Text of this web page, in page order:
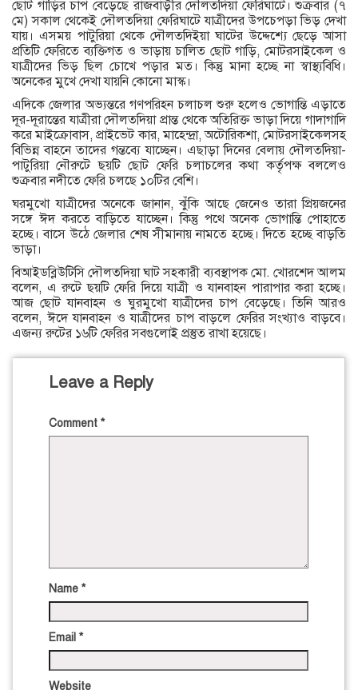
ছোট গাড়ির চাপ বেড়েছে রাজবাড়ীর দৌলতদিয়া ফেরিঘাটে। শুক্রবার (৭
মে) সকাল থেকেই দৌলতদিয়া ফেরিঘাটে যাত্রীদের উপচেপড়া ভিড় দেখা
যায়। এসময় পাটুরিয়া থেকে দৌলতদিইয়া ঘাটের উদ্দেশ্যে ছেড়ে আসা
প্রতিটি ফেরিতে ব্যক্তিগত ও ভাড়ায় চালিত ছোট গাড়ি, মোটরসাইকেল ও
যাত্রীদের ভিড় ছিল চোখে পড়ার মত। কিন্তু মানা হচ্ছে না স্বাস্থ্যবিধি।
অনেকের মুখে দেখা যায়নি কোনো মাস্ক।
এদিকে জেলার অভ্যন্তরে গণপরিহন চলাচল শুরু হলেও ভোগান্তি এড়াতে
দূর-দূরান্তের যাত্রীরা দৌলতদিয়া প্রান্ত থেকে অতিরিক্ত ভাড়া দিয়ে গাদাগাদি
করে মাইক্রোবাস, প্রাইভেট কার, মাহেন্দ্রা, অটোরিকশা, মোটরসাইকেলসহ
বিভিন্ন বাহনে তাদের গন্তব্যে যাচ্ছেন। এছাড়া দিনের বেলায় দৌলতদিয়া-
পাটুরিয়া নৌরুটে ছয়টি ছোট ফেরি চলাচলের কথা কর্তৃপক্ষ বললেও
শুক্রবার নদীতে ফেরি চলছে ১০টির বেশি।
ঘরমুখো যাত্রীদের অনেকে জানান, ঝুঁকি আছে জেনেও তারা প্রিয়জনের
সঙ্গে ঈদ করতে বাড়িতে যাচ্ছেন। কিন্তু পথে অনেক ভোগান্তি পোহাতে
হচ্ছে। বাসে উঠে জেলার শেষ সীমানায় নামতে হচ্ছে। দিতে হচ্ছে বাড়তি
ভাড়া।
বিআইডব্লিউটিসি দৌলতদিয়া ঘাট সহকারী ব্যবস্থাপক মো. খোরশেদ আলম
বলেন, এ রুটে ছয়টি ফেরি দিয়ে যাত্রী ও যানবাহন পারাপার করা হচ্ছে।
আজ ছোট যানবাহন ও ঘুরমুখো যাত্রীদের চাপ বেড়েছে। তিনি আরও
বলেন, ঈদে যানবাহন ও যাত্রীদের চাপ বাড়লে ফেরির সংখ্যাও বাড়বে।
এজন্য রুটের ১৬টি ফেরির সবগুলোই প্রস্তুত রাখা হয়েছে।
Leave a Reply
Comment *
Name *
Email *
Website